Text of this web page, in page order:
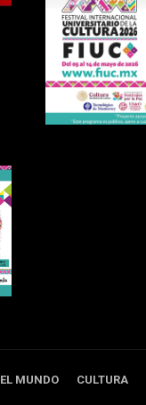
EL MUNDO CULTURA